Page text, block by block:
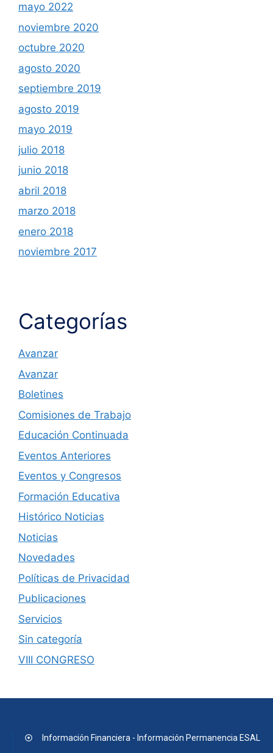
mayo 2022
noviembre 2020
octubre 2020
agosto 2020
septiembre 2019
agosto 2019
mayo 2019
julio 2018
junio 2018
abril 2018
marzo 2018
enero 2018
noviembre 2017
Categorías
Avanzar
Avanzar
Boletines
Comisiones de Trabajo
Educación Continuada
Eventos Anteriores
Eventos y Congresos
Formación Educativa
Histórico Noticias
Noticias
Novedades
Políticas de Privacidad
Publicaciones
Servicios
Sin categoría
VIII CONGRESO
Información Financiera - Información Permanencia ESAL